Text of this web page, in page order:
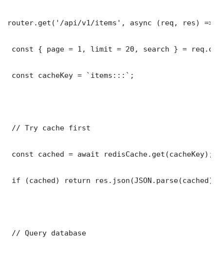
router.get('/api/v1/items', async (req, res) =>
const { page = 1, limit = 20, search } =
const cacheKey = `items:::`;
// Try cache first
const cached = await redisCache.get(cacheKey);
if (cached) return
// Query database